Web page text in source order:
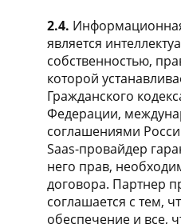
2.4.
является
собственностью,
которой
Гражданского
Федерации,
соглашениями
Saas-провайдер
него прав,
договора. Партнер
соглашается с тем,
обеспечение и все,